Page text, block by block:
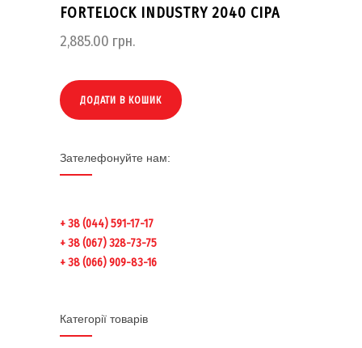
FORTELOCK INDUSTRY 2040 СІРА
2,885.00 грн.
ДОДАТИ В КОШИК
Зателефонуйте нам:
+ 38 (044) 591-17-17
+ 38 (067) 328-73-75
+ 38 (066) 909-83-16
Категорії товарів